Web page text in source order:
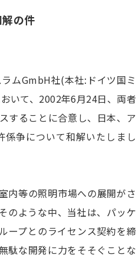
の件
ムGmbH社(本社:ドイツ国ミ
いて、2002年6月24日、両者
することに合意し、日本、ア
争について和解いたしまし
内等の照明市場への展開がさ
のような中、当社は、パッケ
ープとのライセンス契約を締
駄な開発に力をそそぐことな